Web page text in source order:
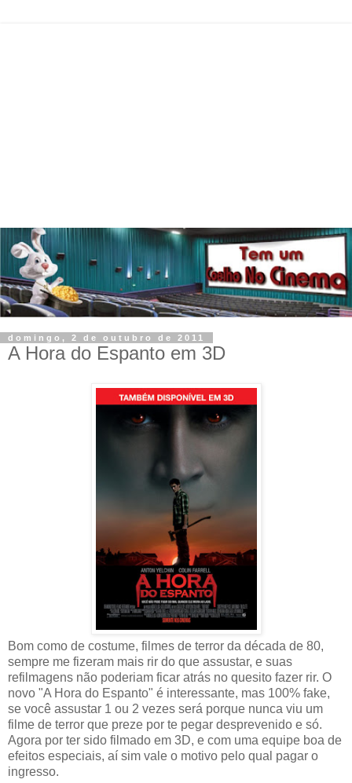
domingo, 2 de outubro de 2011
A Hora do Espanto em 3D
Bom como de costume, filmes de terror da década de 80,
sempre me fizeram mais rir do que assustar, e suas
refilmagens não poderiam ficar atrás no quesito fazer rir. O
novo "A Hora do Espanto" é interessante, mas 100% fake,
se você assustar 1 ou 2 vezes será porque nunca viu um
filme de terror que preze por te pegar desprevenido e só.
Agora por ter sido filmado em 3D, e com uma equipe boa de
efeitos especiais, aí sim vale o motivo pelo qual pagar o
ingresso.